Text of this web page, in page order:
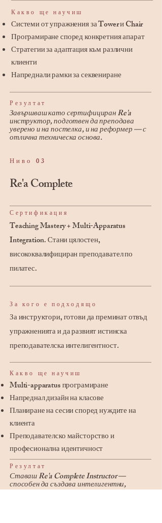
Какво ще научиш
Системи от упражнения за Tower и Chair
Програмиране според конкретния апарат
Стратегии за адаптация към различни
клиенти
Напреднали рамки за секвениране
Резултат
​Завършваш като сертифициран Re'a
инструктор, подготвен да преподава
уверено и на постелка, и на реформер — с
отлична техническа основа.
Ниво 03
Re'a Complete
Сертификация
Teaching Mastery + Multi-Apparatus
Integration. Стани цялостен,
висококвалифициран преподавател по
пилатес.
За кого е подходящо
За инструктори, готови да преминат отвъд
упражненията и да развият истинска
преподавателска интелигентност.
Какво ще научиш
Multi-apparatus програмиране
Напреднал дизайн на класове
Планиране на сесии според нуждите на
клиента
Преподавателско майсторство и
професионална идентичност
Резултат
Ставаш Re'a Complete Instructor —
способен да създава интелигентни,
висококачествени сесии, интегриращи